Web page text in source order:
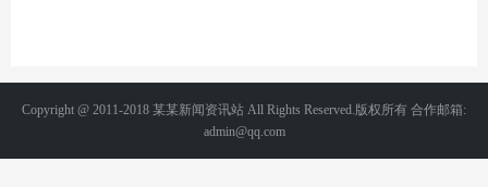
Copyright @ 2011-2018 某某新闻资讯站 All Rights Reserved.版权所有 合作邮箱:
admin@qq.com